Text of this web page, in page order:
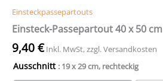
Einsteckpassepartouts
Einsteck-Passepartout 40 x 50 cm
9,40€ Inkl. MwSt, zzgl. Versandkosten
Ausschnitt : 19 x 29 cm, rechteckig